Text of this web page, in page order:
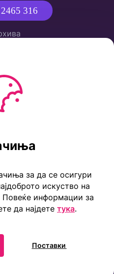
316
2 2465 316
светот Меѓаши 2025 ©
за да се осигури
искуство на
Повеќе информации за
да најдете тука.
Поставки